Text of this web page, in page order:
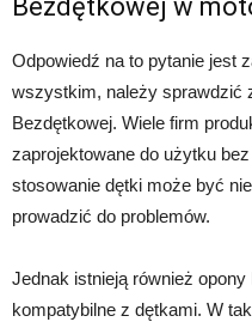
Bezdętkowej w
Odpowiedź na to pytanie jest
wszystkim, należy sprawdzić
Bezdętkowej. Wiele firm
zaprojektowane do użytku
stosowanie dętki może być
prowadzić do problemów.
Jednak istnieją również
kompatybilne z dętkami. W